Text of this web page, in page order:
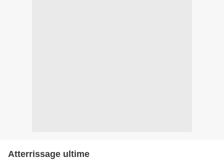
Atterrissage ultime